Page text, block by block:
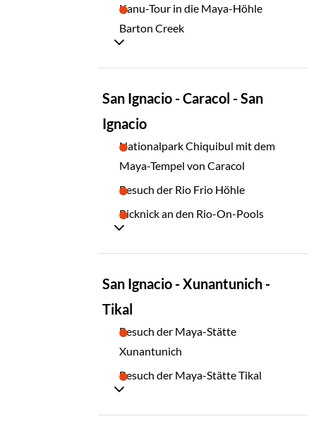
Kanu-Tour in die Maya-Höhle
Barton Creek
San Ignacio - Caracol - San
Ignacio
Nationalpark Chiquibul mit dem
Maya-Tempel von Caracol
Besuch der Rio Frio Höhle
Picknick an den Rio-On-Pools
San Ignacio - Xunantunich -
Tikal
Besuch der Maya-Stätte
Xunantunich
Besuch der Maya-Stätte Tikal